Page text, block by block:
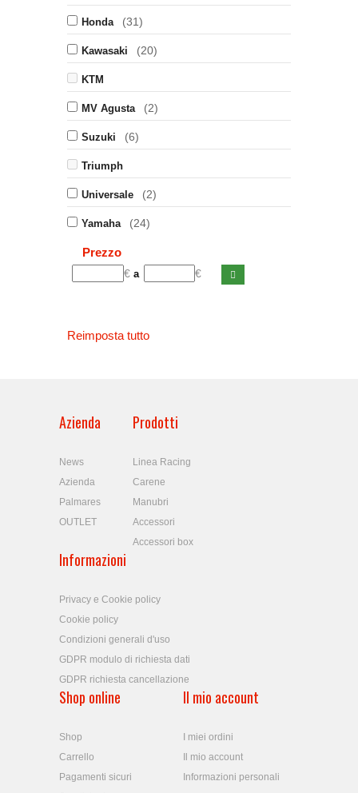
Honda (31)
Kawasaki (20)
KTM
MV Agusta (2)
Suzuki (6)
Triumph
Universale (2)
Yamaha (24)
Prezzo
€ a €
Reimposta tutto
Azienda
News
Azienda
Palmares
OUTLET
Prodotti
Linea Racing
Carene
Manubri
Accessori
Accessori box
Informazioni
Privacy e Cookie policy
Cookie policy
Condizioni generali d'uso
GDPR modulo di richiesta dati
GDPR richiesta cancellazione
Shop online
Shop
Carrello
Pagamenti sicuri
Il mio account
I miei ordini
Il mio account
Informazioni personali